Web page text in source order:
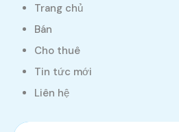
Trang chủ
Bán
Cho thuê
Tin tức mới
Liên hệ